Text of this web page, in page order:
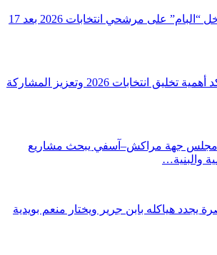
كودار: توافق كامل داخل “البام” على مرشحي انتخابات 2026 بعد 17
الأحزاب السياسية تؤكد أهمية تخليق انتخابات 2026 وتعزيز المشاركة
مجلس جهة مراكش–آسفي يبحث مشاريع
والبنية…
يجدد هياكله بابن جرير ويختار منعم بويدية